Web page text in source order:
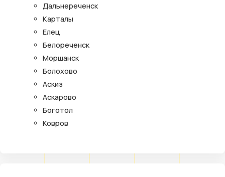
Дальнереченск
Карталы
Елец
Белореченск
Моршанск
Болохово
Аскиз
Аскарово
Боготол
Ковров